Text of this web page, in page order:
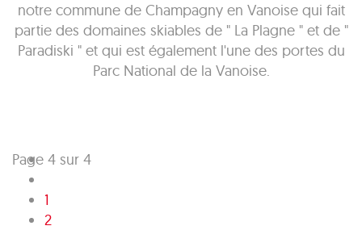
notre commune de Champagny en Vanoise qui fait
partie des domaines skiables de " La Plagne " et de "
Paradiski " et qui est également l'une des portes du
Parc National de la Vanoise.
Page 4 sur 4
1
2